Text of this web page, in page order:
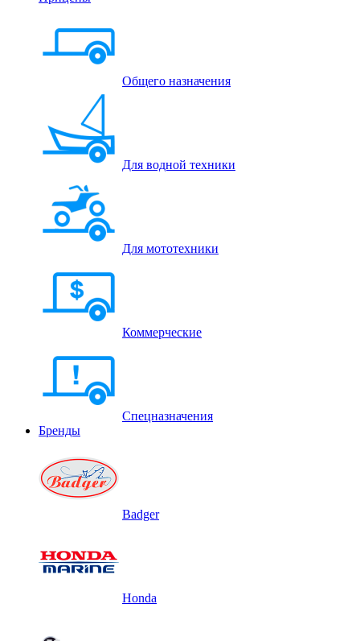
Общего назначения
Для водной техники
Для мототехники
Коммерческие
Спецназначения
Бренды
Badger
Honda